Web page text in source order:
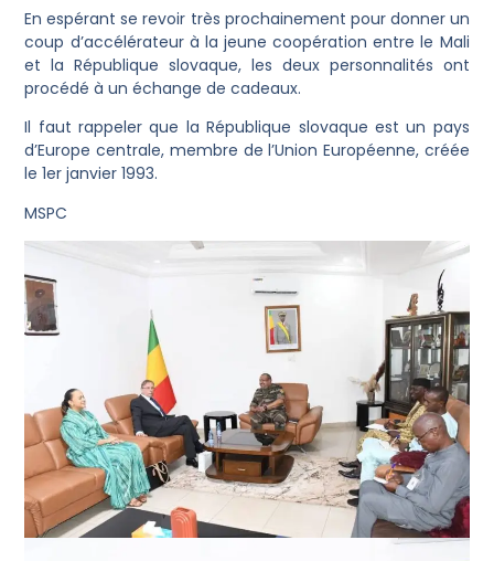
En espérant se revoir très prochainement pour donner un
coup d’accélérateur à la jeune coopération entre le Mali
et la République slovaque, les deux personnalités ont
procédé à un échange de cadeaux.
Il faut rappeler que la République slovaque est un pays
d’Europe centrale, membre de l’Union Européenne, créée
le 1er janvier 1993.
MSPC